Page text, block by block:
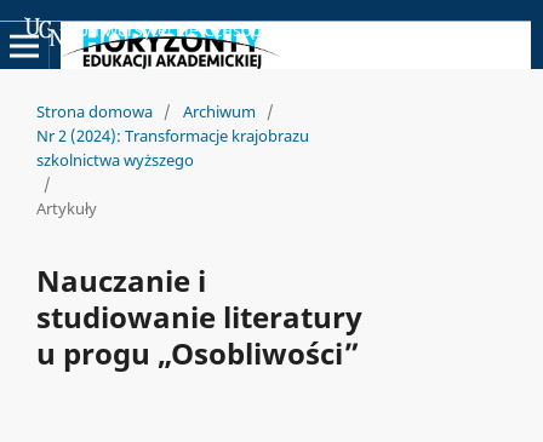
Uniwersyteckie Czasopisma Naukowe
Strona domowa / Archiwum /
Nr 2 (2024): Transformacje krajobrazu
szkolnictwa wyższego
/
Artykuły
Nauczanie i
studiowanie literatury
u progu „Osobliwości”